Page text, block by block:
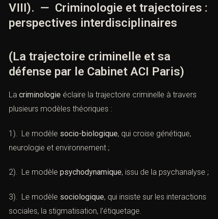
VIII). — Criminologie et trajectoires :
perspectives interdisciplinaires
(La trajectoire criminelle et sa
défense par le Cabinet ACI Paris)
La criminologie éclaire la trajectoire criminelle à travers
plusieurs modèles théoriques :
1). Le modèle socio-biologique, qui croise génétique,
neurologie et environnement ;
2). Le modèle psychodynamique, issu de la psychanalyse ;
3). Le modèle sociologique, qui insiste sur les interactions
sociales, la stigmatisation, l’étiquetage.